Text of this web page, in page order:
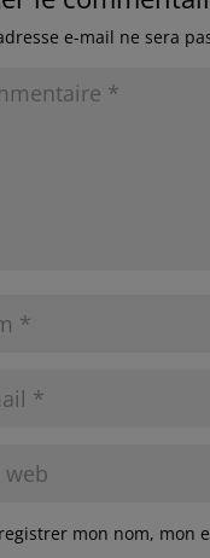
e-mail ne sera
mon nom, mon